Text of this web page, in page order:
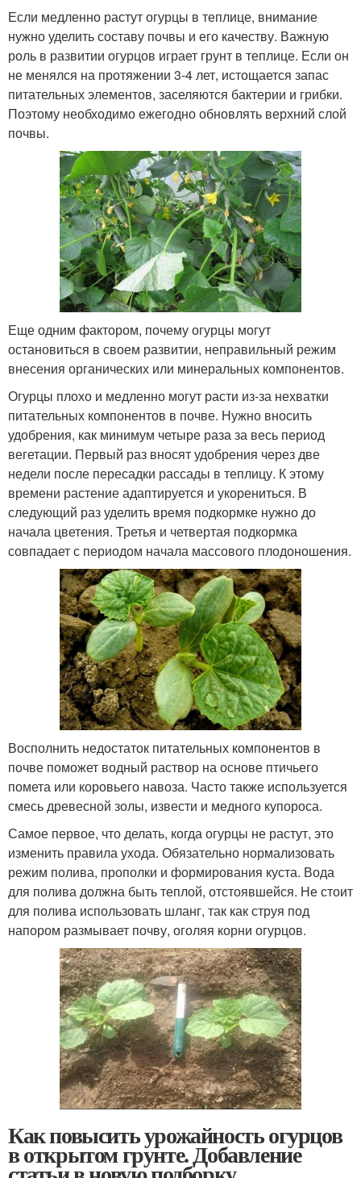
Если медленно растут огурцы в теплице, внимание
нужно уделить составу почвы и его качеству. Важную
роль в развитии огурцов играет грунт в теплице. Если он
не менялся на протяжении 3-4 лет, истощается запас
питательных элементов, заселяются бактерии и грибки.
Поэтому необходимо ежегодно обновлять верхний слой
почвы.
Еще одним фактором, почему огурцы могут
остановиться в своем развитии, неправильный режим
внесения органических или минеральных компонентов.
Огурцы плохо и медленно могут расти из-за нехватки
питательных компонентов в почве. Нужно вносить
удобрения, как минимум четыре раза за весь период
вегетации. Первый раз вносят удобрения через две
недели после пересадки рассады в теплицу. К этому
времени растение адаптируется и укорениться. В
следующий раз уделить время подкормке нужно до
начала цветения. Третья и четвертая подкормка
совпадает с периодом начала массового плодоношения.
Восполнить недостаток питательных компонентов в
почве поможет водный раствор на основе птичьего
помета или коровьего навоза. Часто также используется
смесь древесной золы, извести и медного купороса.
Самое первое, что делать, когда огурцы не растут, это
изменить правила ухода. Обязательно нормализовать
режим полива, прополки и формирования куста. Вода
для полива должна быть теплой, отстоявшейся. Не стоит
для полива использовать шланг, так как струя под
напором размывает почву, оголяя корни огурцов.
Как повысить урожайность огурцов
в открытом грунте. Добавление